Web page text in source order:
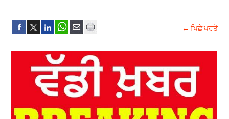
← ਪਿਛੇ ਪਰਤੋ